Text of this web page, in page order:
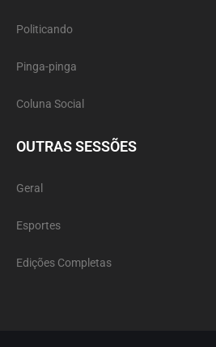
Politicando
Pinga-pinga
Coluna Social
OUTRAS SESSÕES
Geral
Esportes
Edições Completas